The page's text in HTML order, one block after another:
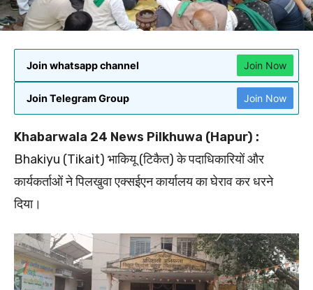
Join whatsapp channel Join Now
Join Telegram Group Join Now
Khabarwala 24 News Pilkhuwa (Hapur) :
Bhakiyu (Tikait) भाकियू (टिकैत) के पदाधिकारियों और
कार्यकर्ताओं ने पिलखुवा एक्सईएन कार्यालय का घेराव कर धरने
दिया।